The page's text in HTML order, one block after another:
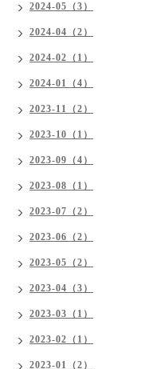
2024-05（3）
2024-04（2）
2024-02（1）
2024-01（4）
2023-11（2）
2023-10（1）
2023-09（4）
2023-08（1）
2023-07（2）
2023-06（2）
2023-05（2）
2023-04（3）
2023-03（1）
2023-02（1）
2023-01（2）